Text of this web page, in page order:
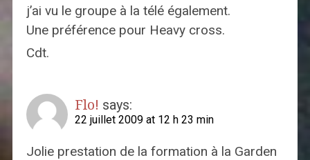
j’ai vu le groupe à la télé également.
Une préférence pour Heavy cross.
Cdt.
Flo! says:
22 juillet 2009 at 12 h 23 min
Jolie prestation de la formation à la Garden